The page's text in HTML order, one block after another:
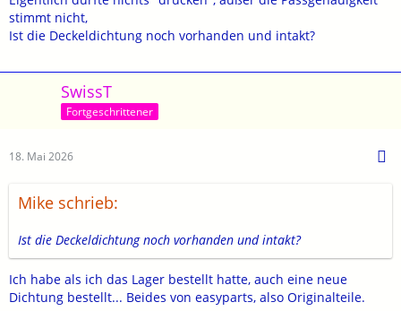
stimmt nicht,
Ist die Deckeldichtung noch vorhanden und intakt?
SwissT
Fortgeschrittener
18. Mai 2026
Mike schrieb:
Ist die Deckeldichtung noch vorhanden und intakt?
Ich habe als ich das Lager bestellt hatte, auch eine neue
Dichtung bestellt... Beides von easyparts, also Originalteile.